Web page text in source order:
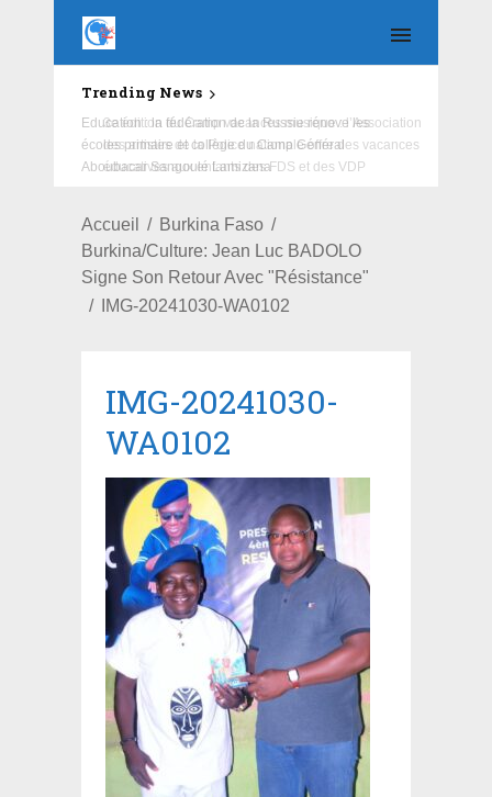
Trending News
Education : la fédération de la Russie rénove les
écoles primaire et collège du Camp Général
Aboubacar Sangoulé Lamizana
Accueil
Burkina Faso
Burkina/Culture: Jean Luc BADOLO
Signe Son Retour Avec "Résistance"
IMG-20241030-WA0102
IMG-20241030-
WA0102